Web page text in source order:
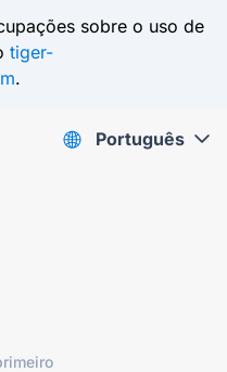
sobre o uso de
tiger-
.
Português